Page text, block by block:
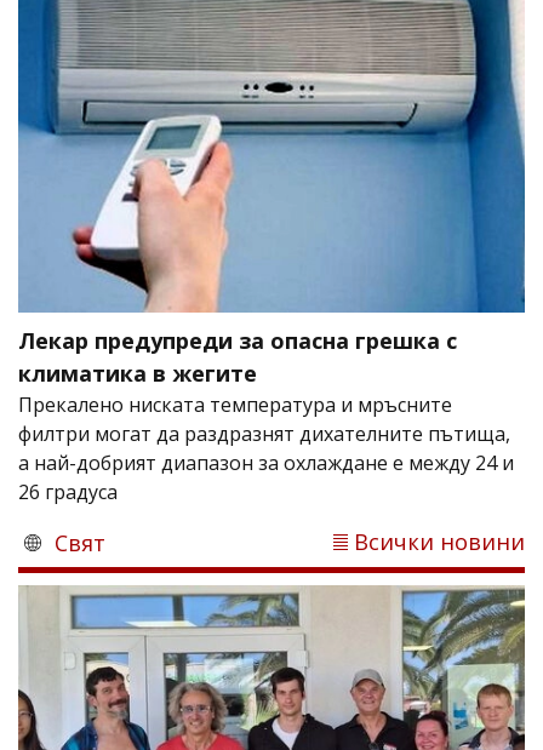
Лекар предупреди за опасна грешка с
климатика в жегите
Прекалено ниската температура и мръсните
филтри могат да раздразнят дихателните пътища,
а най-добрият диапазон за охлаждане е между 24 и
26 градуса
Свят Всички новини